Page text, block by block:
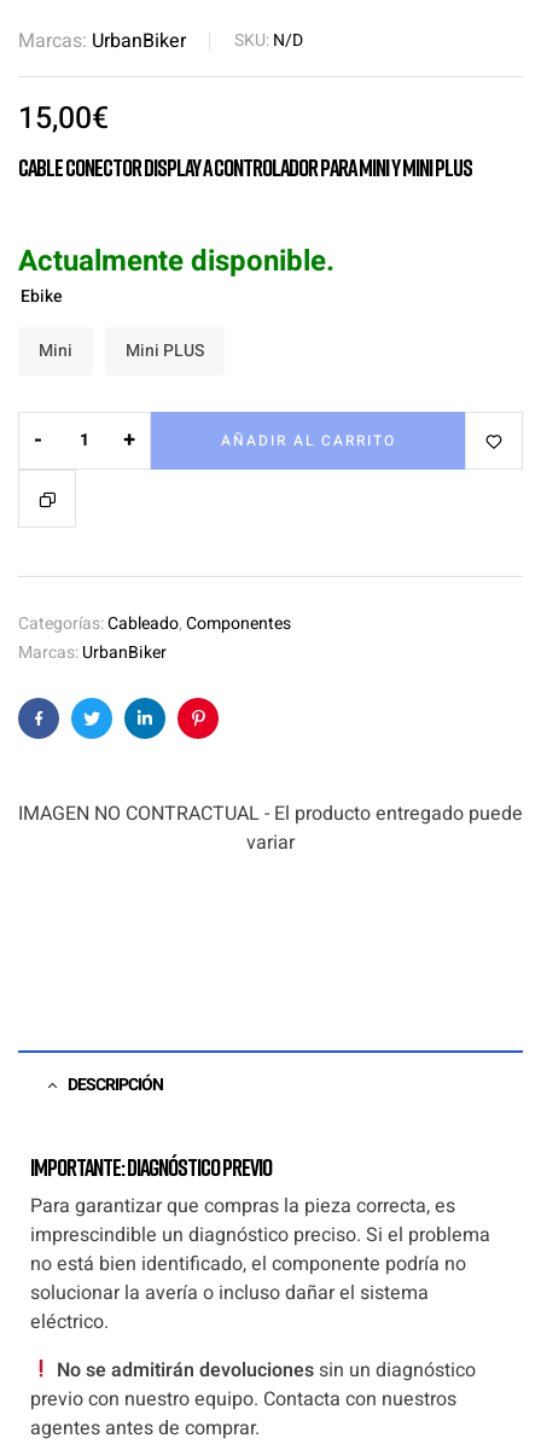
Marcas: UrbanBiker SKU:N/D
15,00€
Cable conector Display a Controlador para Mini y Mini PLUS
Actualmente disponible.
Ebike
Mini Mini PLUS
- + AÑADIR AL CARRITO
Categorías:Cableado,Componentes
Marcas:UrbanBiker
FacebookTwitterLinkedinPinterest
IMAGEN NO CONTRACTUAL - El producto entregado puede
variar
DESCRIPCIÓN
Importante: Diagnóstico previo
Para garantizar que compras la pieza correcta, es
imprescindible un diagnóstico preciso. Si el problema
no está bien identificado, el componente podría no
solucionar la avería o incluso dañar el sistema
eléctrico.
No se admitirán devolucionessin un diagnóstico
previo con nuestro equipo. Contacta con nuestros
agentes antes de comprar.